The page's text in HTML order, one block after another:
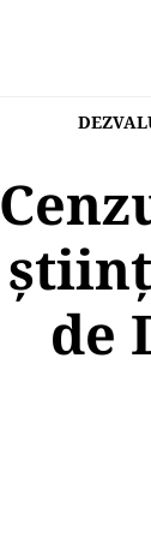
de